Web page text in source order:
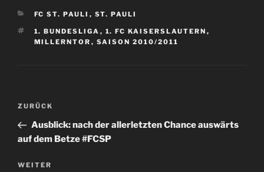
KATEGORIEN
FC ST. PAULI , ST. PAULI
SCHLAGWÖRTER
1. BUNDESLIGA , 1. FC KAISERSLAUTERN ,
MILLERNTOR , SAISON 2010/2011
Beitragsnavigation
Vorheriger
Beitrag
ZURÜCK
Ausblick: nach der allerletzten Chance auswärts
auf dem Betze #FCSP
Nächster
WEITER